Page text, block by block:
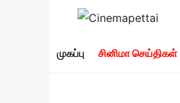
முகப்பு சினிமா செய்திகள்